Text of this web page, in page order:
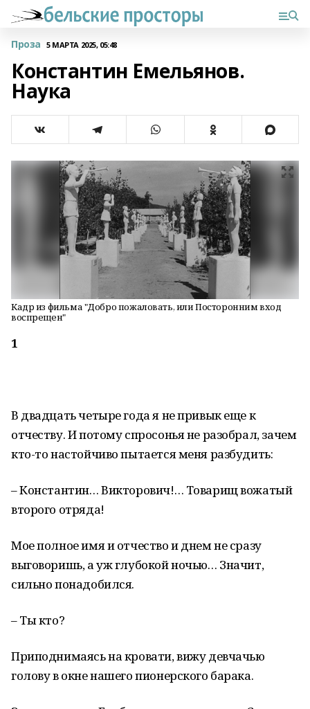
Проза 5 МАРТА 2025, 05:48
Константин Емельянов.
Наука
Кадр из фильма "Добро пожаловать, или Посторонним вход
воспрещен"
1
В двадцать четыре года я не привык еще к
отчеству. И потому спросонья не разобрал, зачем
кто-то настойчиво пытается меня разбудить:
– Константин… Викторович!… Товарищ вожатый
второго отряда!
Мое полное имя и отчество и днем не сразу
выговоришь, а уж глубокой ночью… Значит,
сильно понадобился.
– Ты кто?
Приподнимаясь на кровати, вижу девчачью
голову в окне нашего пионерского барака.